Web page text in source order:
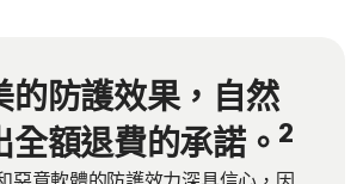
的防護效果，自然
全額退費的承諾。 2